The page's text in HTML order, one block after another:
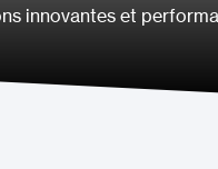
innovantes et